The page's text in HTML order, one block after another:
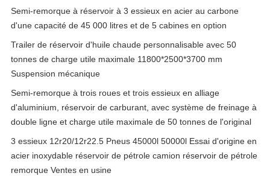
Semi-remorque à réservoir à 3 essieux en acier au carbone
d'une capacité de 45 000 litres et de 5 cabines en option
Trailer de réservoir d'huile chaude personnalisable avec 50
tonnes de charge utile maximale 11800*2500*3700 mm
Suspension mécanique
Semi-remorque à trois roues et trois essieux en alliage
d'aluminium, réservoir de carburant, avec système de freinage à
double ligne et charge utile maximale de 50 tonnes de l'original
3 essieux 12r20/12r22.5 Pneus 45000l 50000l Essai d'origine en
acier inoxydable réservoir de pétrole camion réservoir de pétrole
remorque Ventes en usine